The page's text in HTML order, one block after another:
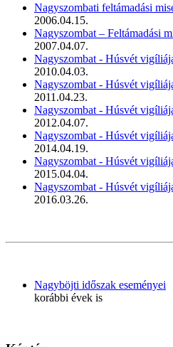
Nagyszombati feltámadási
2006.04.15.
Nagyszombat – Feltámadási
2007.04.07.
Nagyszombat - Húsvét
2010.04.03.
Nagyszombat - Húsvét
2011.04.23.
Nagyszombat - Húsvét
2012.04.07.
Nagyszombat - Húsvét
2014.04.19.
Nagyszombat - Húsvét
2015.04.04.
Nagyszombat - Húsvét
2016.03.26.
Nagyböjti időszak eseményei
korábbi évek is